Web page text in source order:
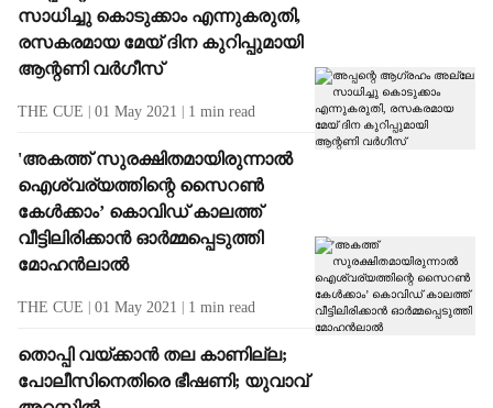
സാധിച്ചു കൊടുക്കാം എന്നുകരുതി,
രസകരമായ മേയ് ദിന കുറിപ്പുമായി
ആന്റണി വര്‍ഗീസ്
THE CUE 01 May 2021 1 min read
'അകത്ത് സുരക്ഷിതമായിരുന്നാല്‍
ഐശ്വര്യത്തിന്റെ സൈറണ്‍
കേള്‍ക്കാം’ കൊവിഡ് കാലത്ത്
വീട്ടിലിരിക്കാന്‍ ഓർമ്മപ്പെടുത്തി
മോഹൻലാൽ
THE CUE 01 May 2021 1 min read
തൊപ്പി വയ്ക്കാൻ തല കാണില്ല;
പോലീസിനെതിരെ ഭീഷണി; യുവാവ്